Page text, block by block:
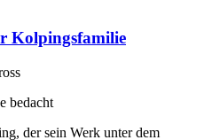
Kolpingsfamilie
bedacht
der sein Werk unter dem